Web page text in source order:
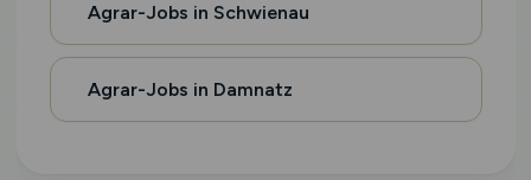
Agrar-Jobs in Schwienau
Agrar-Jobs in Damnatz